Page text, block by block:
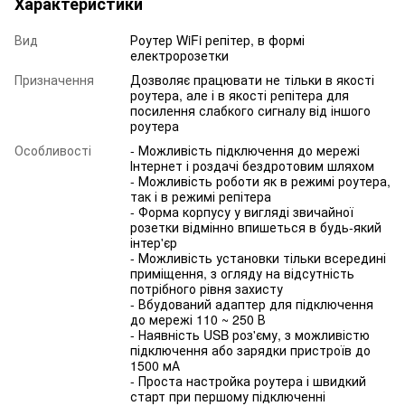
Вид
Роутер WiFi репітер, в формі
електророзетки
Призначення
Дозволяє працювати не тільки в якості
роутера, але і в якості репітера для
посилення слабкого сигналу від іншого
роутера
Особливості
- Можливість підключення до мережі
Інтернет і роздачі бездротовим шляхом
- Можливість роботи як в режимі роутера,
так і в режимі репітера
- Форма корпусу у вигляді звичайної
розетки відмінно впишеться в будь-який
інтер'єр
- Можливість установки тільки всередині
приміщення, з огляду на відсутність
потрібного рівня захисту
- Вбудований адаптер для підключення
до мережі 110 ~ 250 В
- Наявність USB роз'єму, з можливістю
підключення або зарядки пристроїв до
1500 мА
- Проста настройка роутера і швидкий
старт при першому підключенні